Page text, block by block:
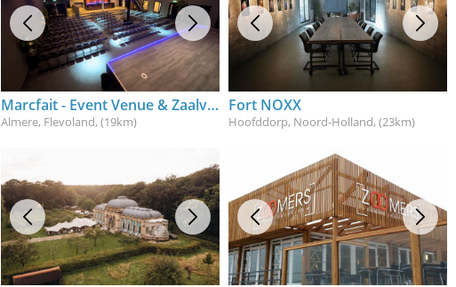
Marcfait - Event Venue & Zaalverhuur
Almere, Flevoland, (19km)
Fort NOXX
Hoofddorp, Noord-Holland, (23km)